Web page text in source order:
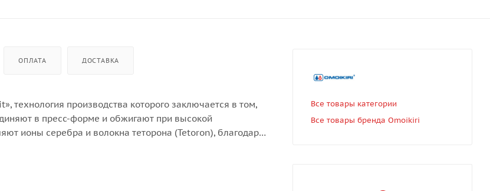
ОПЛАТА ДОСТАВКА
технология производства которого заключается в том,
в пресс-форме и обжигают при высокой
ионы серебра и волокна теторона (Tetoron), благодаря
окрашивания частиц гранита: на их поверхность при
Все товары категории
Все товары бренда Omoikiri